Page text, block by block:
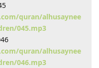
045 -
quran/alhusaynee
045.mp3
046 -
quran/alhusaynee
046.mp3